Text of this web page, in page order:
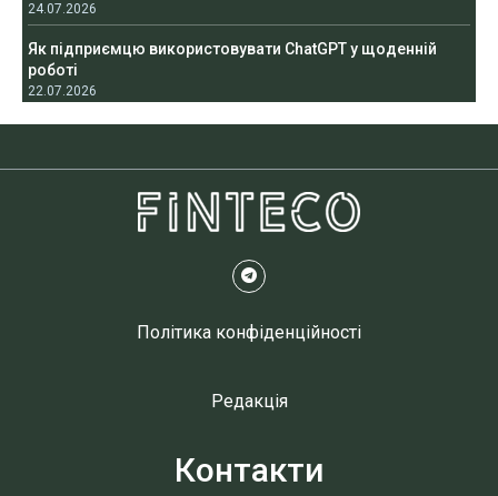
24.07.2026
Як підприємцю використовувати ChatGPT у щоденній
роботі
22.07.2026
Політика конфіденційності
Редакція
Контакти